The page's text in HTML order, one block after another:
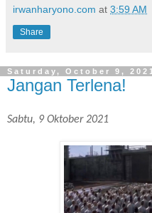
irwanharyono.com at 3:59 AM
Share
Saturday, October 9, 2021
Jangan Terlena!
Sabtu, 9 Oktober 2021